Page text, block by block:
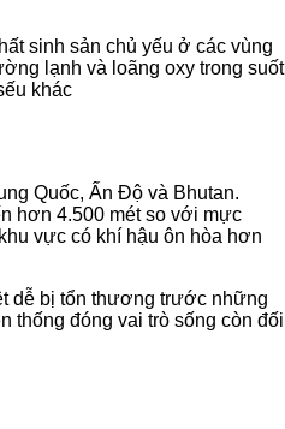
sinh sản chủ yếu ở các vùng
lạnh và loãng oxy trong suốt
khác
Quốc, Ấn Độ và Bhutan.
hơn 4.500 mét so với mực
vực có khí hậu ôn hòa hơn
dễ bị tổn thương trước những
thống đóng vai trò sống còn đối